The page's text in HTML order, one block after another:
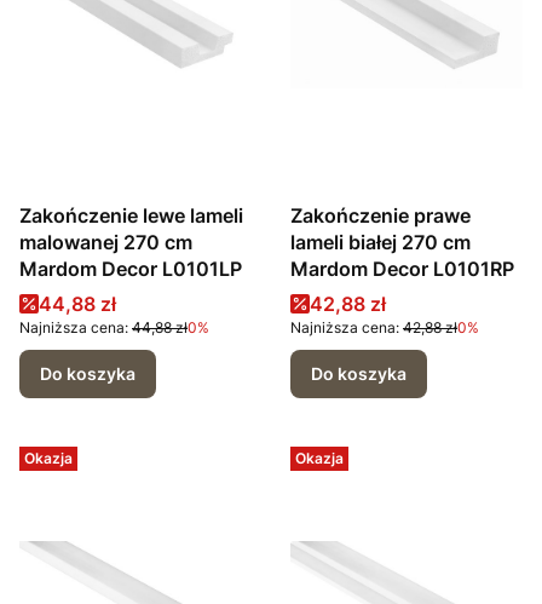
Zakończenie lewe lameli
malowanej 270 cm
Mardom Decor L0101LP
Cena promocyjna
44,88 zł
Najniższa cena: 44,88 zł0%
Do koszyka
Zakończenie prawe
lameli białej 270 cm
Mardom Decor L0101RP
Cena promocyjna
42,88 zł
Najniższa cena: 42,88 zł0%
Do koszyka
Okazja Okazja